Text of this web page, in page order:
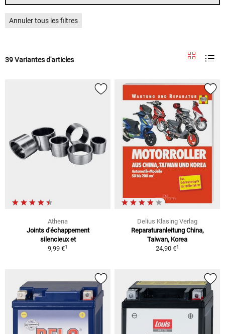
Annuler tous les filtres
39 Variantes d'articles
Athena
Joints d'échappement
silencieux et
9,99 €1
Delius Klasing Verlag
Reparaturanleitung China,
Taiwan, Korea
24,90 €1